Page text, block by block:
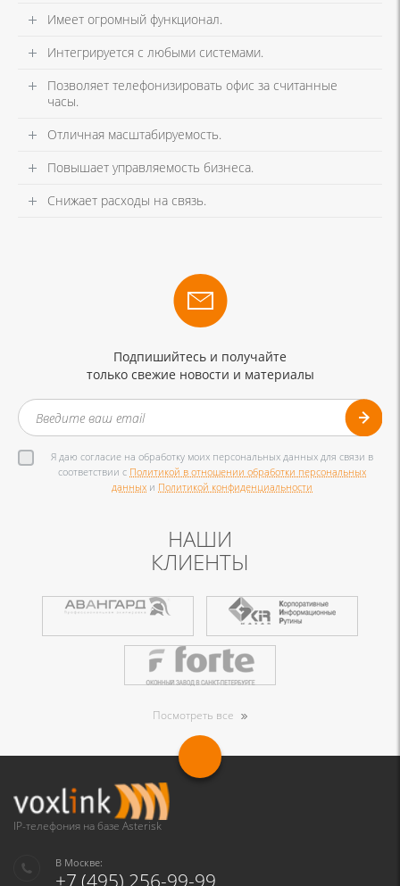
Имеет огромный функционал.
Интегрируется с любыми системами.
Позволяет телефонизировать офис за считанные
часы.
Отличная масштабируемость.
Повышает управляемость бизнеса.
Снижает расходы на связь.
Подпишийтесь и получайте
только свежие новости и материалы
Я даю согласие на обработку моих персональных данных для связи в
соответствии с Политикой в отношении обработки персональных
данных и Политикой конфиденциальности
НАШИ
КЛИЕНТЫ
Посмотреть все
IP-телефония на базе Asterisk
В Москве:
+7 (495) 256-99-99